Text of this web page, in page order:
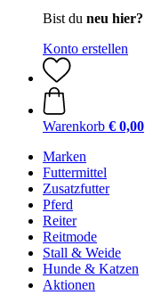
Bist du neu hier?
Konto erstellen
Warenkorb € 0,00
Marken
Futtermittel
Zusatzfutter
Pferd
Reiter
Reitmode
Stall & Weide
Hunde & Katzen
Aktionen